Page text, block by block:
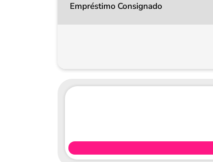
Empréstimo Consignado